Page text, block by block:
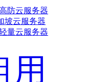
防云服务器
坡云服务器
量云服务器
用